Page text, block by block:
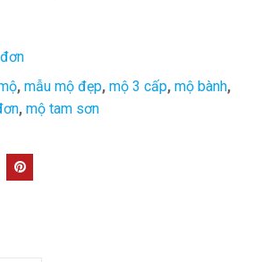
, mẫu mộ đẹp, mộ 3 cấp, mộ bành,
, mộ tam sơn